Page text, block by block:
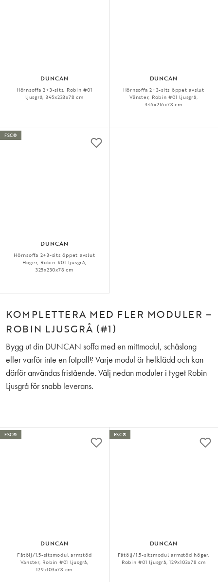
DUNCAN
Hörnsoffa 2+3-sits, Robin #01
ljusgrå, 345x233x78 cm
DUNCAN
Hörnsoffa 2+3-sits öppet avslut
Vänster, Robin #01 ljusgrå,
345x216x78 cm
DUNCAN
Hörnsoffa 2+3-sits öppet avslut
Höger, Robin #01 ljusgrå,
325x230x78 cm
FSC®
KOMPLETTERA MED FLER MODULER –
ROBIN LJUSGRÅ (#1)
Bygg ut din DUNCAN soffa med en mittmodul, schäslong
eller varför inte en fotpall? Varje modul är helklädd och kan
därför användas fristående. Välj nedan moduler i tyget Robin
Ljusgrå för snabb leverans.
DUNCAN
Fåtölj/1,5-sitsmodul armstöd
Vänster, Robin #01 ljusgrå,
129x103x78 cm
FSC®
DUNCAN
Fåtölj/1,5-sitsmodul armstöd höger,
Robin #01 ljusgrå, 129x103x78 cm
FSC®